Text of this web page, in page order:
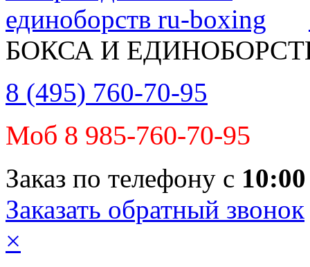
БОКСА И
8 (495) 760-70-95
Моб 8 985-760-70-95
Заказ по телефону с 10:00
Заказать обратный звонок
×